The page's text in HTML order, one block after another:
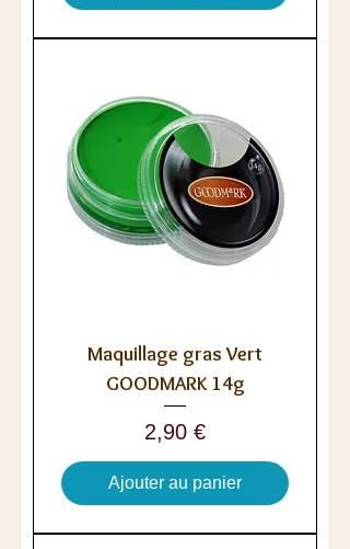
Maquillage gras Vert
GOODMARK 14g
Prix
2,90 €
Ajouter au panier